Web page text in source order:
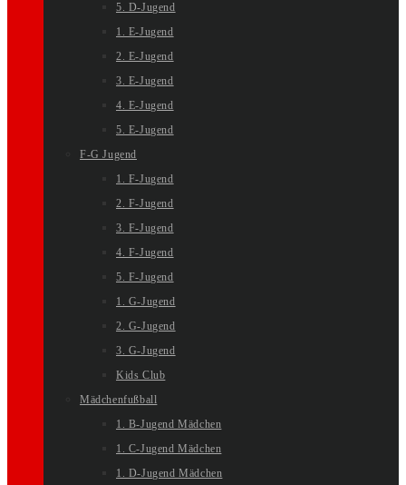
5. D-Jugend
1. E-Jugend
2. E-Jugend
3. E-Jugend
4. E-Jugend
5. E-Jugend
F-G Jugend
1. F-Jugend
2. F-Jugend
3. F-Jugend
4. F-Jugend
5. F-Jugend
1. G-Jugend
2. G-Jugend
3. G-Jugend
Kids Club
Mädchenfußball
1. B-Jugend Mädchen
1. C-Jugend Mädchen
1. D-Jugend Mädchen